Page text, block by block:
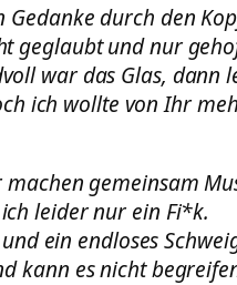
durch den
geglaubt und nur
war das Glas, dann
ich wollte von Ihr
gemeinsam
leider nur ein Fi*k.
ein endloses
kann es nicht